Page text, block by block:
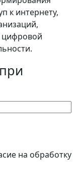
к интернету,
цифровой
на обработку